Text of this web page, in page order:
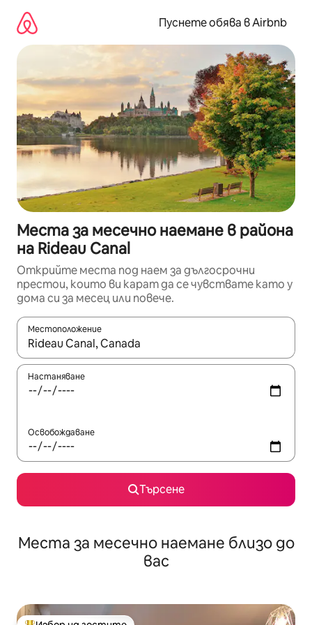
съдържанието
Пуснете обява в Airbnb
Места за месечно наемане в района
на Rideau Canal
Открийте места под наем за дългосрочни
престои, които ви карат да се чувствате като у
дома си за месец или повече.
Местоположение
Когато резултатите се покажат, използвайте
Настаняване
Освобождаване
Търсене
Места за месечно наемане близо до
вас